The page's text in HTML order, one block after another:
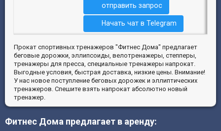
отправить запрос
Начать чат в Telegram
Прокат спортивных тренажеров "Фитнес Дома" предлагает
беговые дорожки, эллипсоиды, велотренажеры, степперы,
тренажеры для пресса, специальные тренажеры напрокат.
Выгодные условия, быстрая доставка, низкие цены. Внимание!
У нас новое поступление беговых дорожек и эллиптических
тренажеров. Спешите взять напрокат абсолютно новый
тренажер.
Фитнес Дома предлагает в аренду: